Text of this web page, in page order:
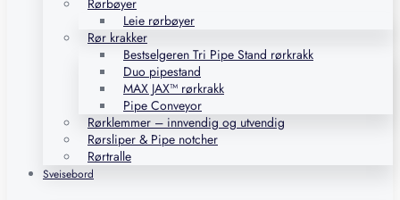
Rørbøyer
Leie rørbøyer
Rør krakker
Bestselgeren Tri Pipe Stand rørkrakk
Duo pipestand
MAX JAX™ rørkrakk
Pipe Conveyor
Rørklemmer – innvendig og utvendig
Rørsliper & Pipe notcher
Rørtralle
Sveisebord